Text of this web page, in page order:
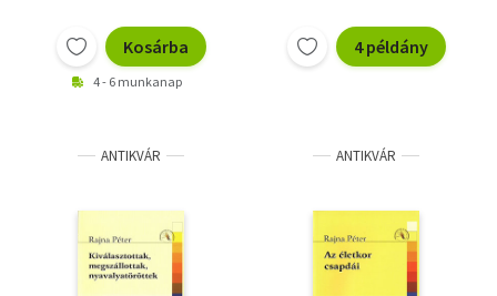
Kosárba
4 - 6 munkanap
4 példány
ANTIKVÁR ANTIKVÁR